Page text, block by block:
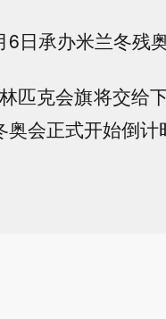
承办米兰冬残
克会旗将交给
会正式开始倒计